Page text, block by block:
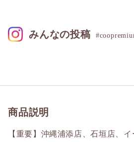
商品説明
【重要】沖縄浦添店、石垣店、
みんなの投稿